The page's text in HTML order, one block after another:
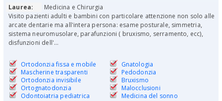
Laurea:
Medicina e Chirurgia
Visito pazienti adulti e bambini con particolare attenzione non solo alle
arcate dentarie ma all'intera persona: esame posturale, simmetria,
sistema neuromusolare, parafunzioni ( bruxismo, serramento, ecc),
disfunzioni dell'...
Ortodonzia fissa e mobile
Mascherine trasparenti
Ortodonzia invisibile
Ortognatodonzia
Odontoiatria pediatrica
Gnatologia
Pedodonzia
Bruxismo
Malocclusioni
Medicina del sonno